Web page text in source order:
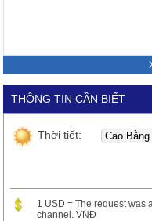
THÔNG TIN CẦN BIẾT
Thời tiết:
1 USD = The request was
channel. VNĐ